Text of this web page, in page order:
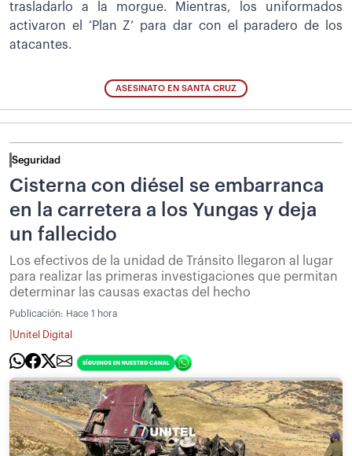
trasladarlo a la morgue. Mientras, los uniformados
activaron el ‘Plan Z’ para dar con el paradero de los
atacantes.
ASESINATO EN SANTA CRUZ
Seguridad
Cisterna con diésel se embarranca
en la carretera a los Yungas y deja
un fallecido
Los efectivos de la unidad de Tránsito llegaron al lugar
para realizar las primeras investigaciones que permitan
determinar las causas exactas del hecho
Publicación: Hace 1 hora
Unitel Digital